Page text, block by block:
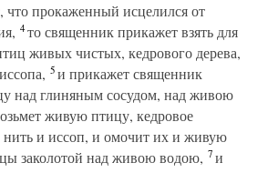
что прокаженный исцелился от
4то священник прикажет взять для
живых чистых, кедрового дерева,
5и прикажет священник
над глиняным сосудом, над живою
живую птицу, кедровое
нить и иссоп, и омочит их и живую
заколотой над живою водою, 7и